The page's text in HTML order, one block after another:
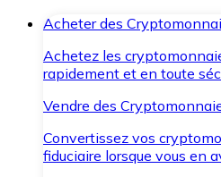
Acheter des
Achetez les
rapidement et en toute
Vendre des
Convertissez vos
fiduciaire lorsque vous en